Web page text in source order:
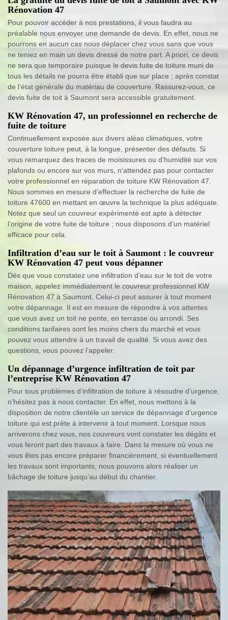
Rénovation 47
Pour pouvoir accéder à nos prestations, il vous faudra au
préalable nous envoyer une demande de devis. En effet, nous ne
pourrons en aucun cas nous déplacer chez vous sans que vous
ne teniez en main un devis dressé de notre part. A priori, ce devis
ne sera que temporaire puisque le devis fuite de toiture muni de
tous les détails ne pourra être établi que sur place ; après constat
de l’état générale du matériau de couverture. Rassurez-vous, ce
devis fuite de toit à Saumont sera accessible gratuitement.
KW Rénovation 47, un professionnel en recherche de
fuite de toiture
Continuellement exposée aux divers aléas climatiques, votre
couverture toiture peut, à la longue, présenter des défauts. Si
vous remarquez des traces de moisissures ou d’humidité sur vos
plafonds ou encore sur vos murs, n’attendez pas pour contacter
votre professionnel en réparation de toiture KW Rénovation 47.
Nous sommes en mesure d’effectuer la recherche de fuite de
toiture 47600 en mettant en œuvre la technique la plus adéquate.
Notez que seul un couvreur expérimenté est apte à détecter
l’origine de votre fuite de toiture ; nous disposons d’un matériel
efficace pour cela.
Infiltration d’eau sur le toit à Saumont : le couvreur
KW Rénovation 47 peut vous dépanner
Dès que vous constatez une infiltration d’eau sur le toit de votre
maison, appelez immédiatement le couvreur professionnel KW
Rénovation 47 à Saumont. Celui-ci peut assurer à tout moment
votre dépannage. Il est en mesure de répondre à vos attentes
que vous avez un toit ne pente, en terrasse ou arrondi. Ses
conditions tarifaires sont les moins chers du marché et vous
pouvez vous attendre à un travail de qualité. Si vous avez des
questions, vous pouvez l’appeler.
Un dépannage d’urgence infiltration de toit par
l’entreprise KW Rénovation 47
Pour tous problèmes d’infiltration de toiture à résoudre d’urgence,
n’hésitez pas à nous contacter. En effet, nous mettons à la
disposition de notre clientèle un service de dépannage d’urgence
toiture qui est prête à intervenir à tout moment. Lorsque nous
arriverons chez vous, nos couvreurs vont constater les dégâts et
vous feront part des travaux à faire. Dans la mesure où vous ne
vous êtes pas encore préparer financièrement, si éventuellement
les travaux sont importants, nous pouvons alors réaliser un
bâchage de toiture jusqu’au début du chantier.